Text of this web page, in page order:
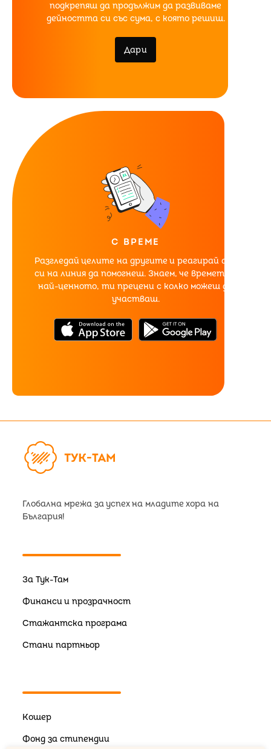
подкрепяш да продължим да развиваме
дейността си със сума, с която решиш.
Дари
С ВРЕМЕ
Разгледай целите на другите и реагирай ако
си на линия да помогнеш. Знаем, че времето е
най-ценното, ти прецени с колко можеш да
участваш.
Глобална мрежа за успех на младите хора на
България!
За Тук-Там
Финанси и прозрачност
Стажантска програма
Стани партньор
Кошер
Фонд за стипендии